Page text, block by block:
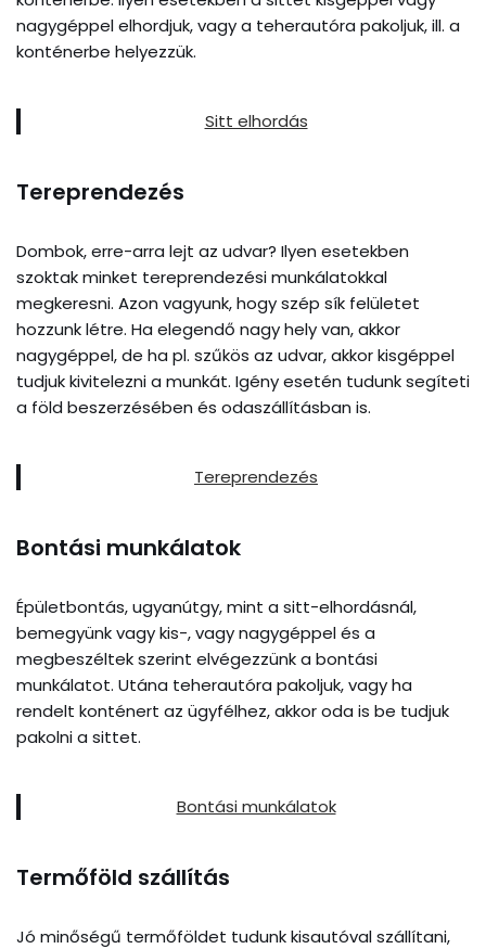
nagygéppel elhordjuk, vagy a teherautóra pakoljuk, ill. a
konténerbe helyezzük.
Sitt elhordás
Tereprendezés
Dombok, erre-arra lejt az udvar? Ilyen esetekben
szoktak minket tereprendezési munkálatokkal
megkeresni. Azon vagyunk, hogy szép sík felületet
hozzunk létre. Ha elegendő nagy hely van, akkor
nagygéppel, de ha pl. szűkös az udvar, akkor kisgéppel
tudjuk kivitelezni a munkát. Igény esetén tudunk segíteti
a föld beszerzésében és odaszállításban is.
Tereprendezés
Bontási munkálatok
Épületbontás, ugyanútgy, mint a sitt-elhordásnál,
bemegyünk vagy kis-, vagy nagygéppel és a
megbeszéltek szerint elvégezzünk a bontási
munkálatot. Utána teherautóra pakoljuk, vagy ha
rendelt konténert az ügyfélhez, akkor oda is be tudjuk
pakolni a sittet.
Bontási munkálatok
Termőföld szállítás
Jó minőségű termőföldet tudunk kisautóval szállítani,